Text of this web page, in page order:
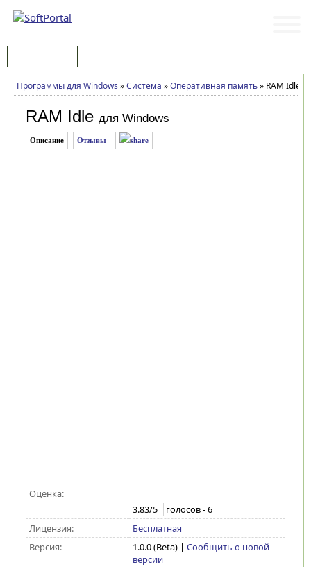
Программы для Windows »Система »Оперативная память»RAM Idle
RAM Idle для Windows
Описание Отзывы
Оценка:
3.83/5 голосов -6
Лицензия:
Бесплатная
Версия:
1.0.0 (Beta)| Сообщить о новой
версии